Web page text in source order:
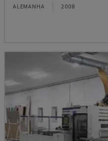
ALEMANHA 2008